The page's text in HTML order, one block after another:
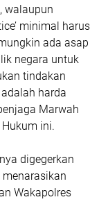
walaupun
minimal harus
ada asap
negara untuk
tindakan
harda
Marwah
ini.
digegerkan
Wakapolres